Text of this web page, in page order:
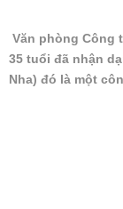
Văn phòng Công
35 tuổi đã nhận
Nha) đó là một